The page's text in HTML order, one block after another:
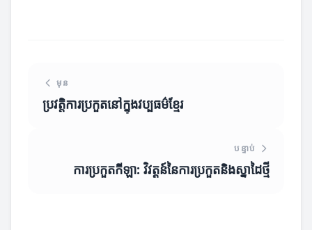
មុន
ប្រវត្តិការប្រកួតនៅក្នុងវប្បធម៌ខ្មែរ
បន្ទាប់
ការប្រកួតកីឡា: វិវត្តន៍នៃការប្រកួតនិងស្នាដៃថ្មី